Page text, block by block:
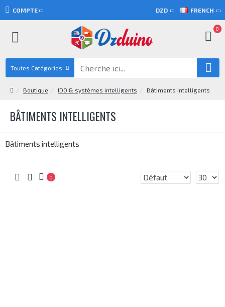
COMPTE DZD FRENCH
0
Toutes Catégories
Boutique IDO & systèmes intelligents Bâtiments intelligents
BÂTIMENTS INTELLIGENTS
Bâtiments intelligents
0